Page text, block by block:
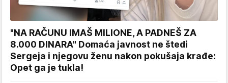
"NA RAČUNU IMAŠ MILIONE, A PADNEŠ ZA
8.000 DINARA" Domaća javnost ne štedi
Sergeja i njegovu ženu nakon pokušaja krađe:
Opet ga je tukla!